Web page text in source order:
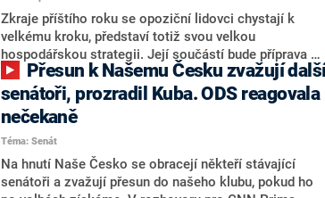
Zkraje příštího roku se opoziční lidovci chystají k
velkému kroku, představí totiž svou velkou
hospodářskou strategii. Její součástí bude příprava na
stárnutí populace, řekl ve středu na setkání s novináři
nový předseda lidovců Jan Grolich. Ten zároveň v
senátních volbách kandiduje ve Vyškově. Popsal i
aktivitu opozice, o níž vládní strany nebo političtí
komentátoři mluví jako o slabé a v defenzivě. „Je to
úmorná práce upozorňovat na chyby vlády. Ministři s
námi navíc nechodí do debat. Chceme ale ukazovat
senátoři, prozradil Kuba. ODS reagovala
nečekaně
Téma: Senát
Na hnutí Naše Česko se obracejí někteří stávající
senátoři a zvažují přesun do našeho klubu, pokud ho